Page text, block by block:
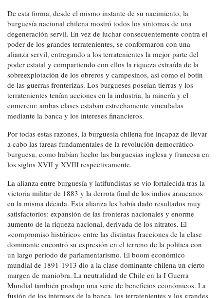
De esta forma, desde el mismo instante de su nacimiento, la
burguesía nacional chilena mostró todos los síntomas de una
degeneración servil. En vez de luchar consecuentemente contra el
poder de los grandes terratenientes, se conformaron con una
alianza servil, entregando a los terratenientes la mejor parte del
poder estatal y compartiendo con ellos la riqueza extraída de la
sobreexplotación de los obreros y campesinos, así como el botín
de las guerras fronterizas. Los burgueses poseían tierras y los
terratenientes tenían acciones en la industria, la minería y el
comercio: ambas clases estaban estrechamente vinculadas
mediante la banca y los intereses financieros.
Por todas estas razones, la burguesía chilena fue incapaz de llevar
a cabo las tareas fundamentales de la revolución democrático-
burguesa, como habían hecho las burguesías inglesa y francesa en
los siglos XVII y XVIII respectivamente.
La alianza entre burguesía y latifundistas se vio fortalecida tras la
victoria militar de 1883 y la derrota final de los indios araucanos
en la misma década. Esta alianza les había dado resultados muy
satisfactorios: expansión de las fronteras nacionales y enorme
aumento de la riqueza nacional, derivada de los nitratos. El
«compromiso histórico» entre las distintas fracciones de la clase
dominante encontró su expresión en el terreno de la política con
un largo período de parlamentarismo. El boom económico
mundial de 1891-1913 dio a la clase dominante chilena un cierto
margen de maniobra. La neutralidad de Chile en la I Guerra
Mundial también produjo una serie de beneficios económicos. La
fusión de los intereses de la banca, los terratenientes y los grandes